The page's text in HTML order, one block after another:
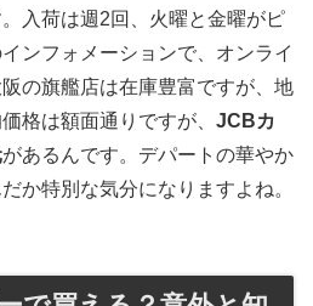
入荷は週2回、火曜と金曜がピ
ンフォメーションで、オンライ
の旗艦店は在庫豊富ですが、地
格は額面通りですが、 JCBカ
があるんです。デパートの華やか
か特別な気分になりますよね。